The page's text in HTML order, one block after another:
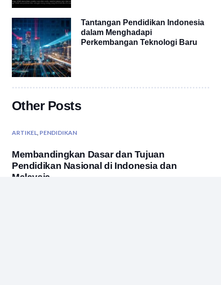
Tantangan Pendidikan Indonesia
dalam Menghadapi
Perkembangan Teknologi Baru
Other Posts
ARTIKEL, PENDIDIKAN
Membandingkan Dasar dan Tujuan
Pendidikan Nasional di Indonesia dan
Malaysia